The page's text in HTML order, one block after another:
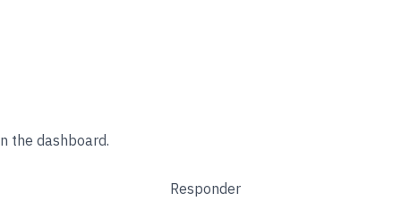
the dashboard.
Responder